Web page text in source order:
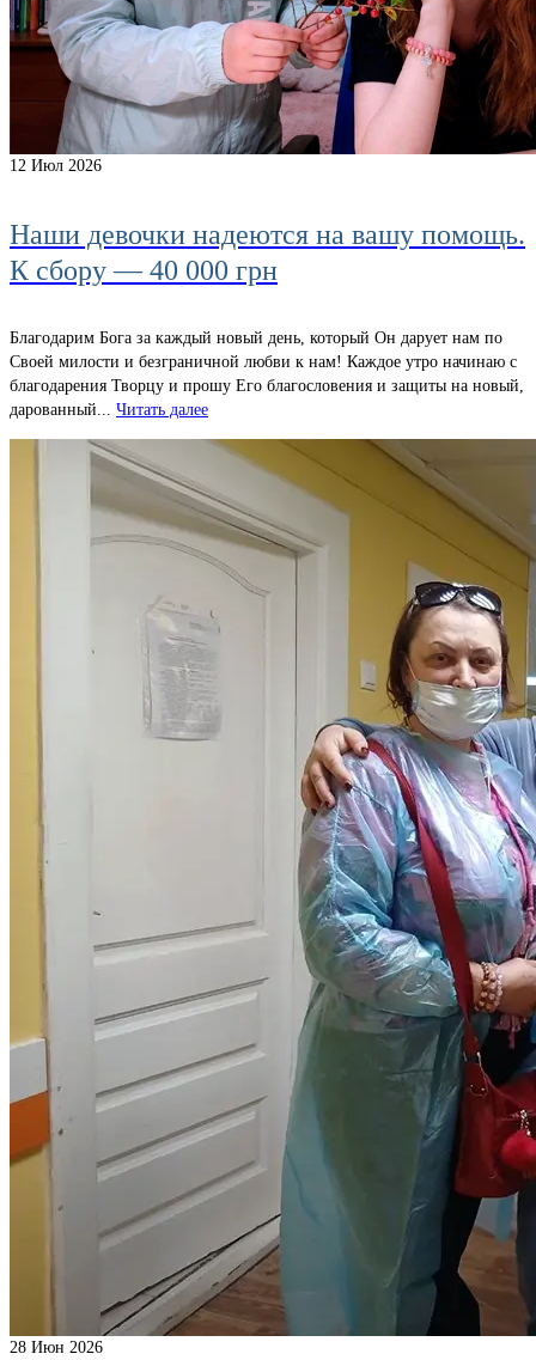
12 Июл 2026
Наши девочки надеются на вашу помощь.
К сбору — 40 000 грн
Благодарим Бога за каждый новый день, который Он дарует нам по
Своей милости и безграничной любви к нам! Каждое утро начинаю с
благодарения Творцу и прошу Его благословения и защиты на новый,
дарованный... Читать далее
28 Июн 2026